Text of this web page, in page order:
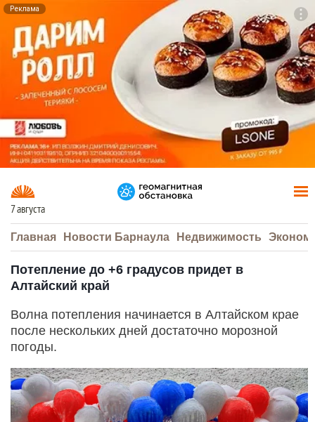
Реклама
7 августа
Главная Новости Барнаула Недвижимость
Потепление до +6 градусов придет в
Алтайский край
Волна потепления начинается в Алтайском крае
после нескольких дней достаточно морозной
погоды.